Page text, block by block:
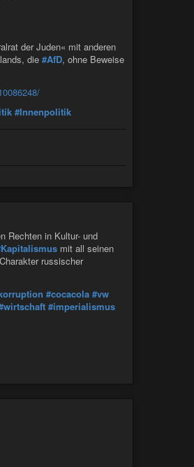
der Juden« mit anderen
die #AfD, ohne Beweise
#Innenpolitik
Rechten in Kultur- und
mit all seinen
russischer
#cocacola #vw
#imperialismus